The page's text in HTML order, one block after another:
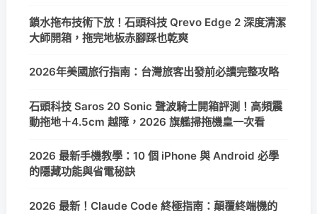
鎖水拖布技術下放！石頭科技 Qrevo Edge 2 深度清潔
大師開箱，拖完地板赤腳踩也乾爽
2026年美國旅行指南：台灣旅客出發前必讀完整攻略
石頭科技 Saros 20 Sonic 聲波騎士開箱評測！高頻震
動拖地＋4.5cm 越障，2026 旗艦掃拖機皇一次看
2026 最新手機教學：10 個 iPhone 與 Android 必學
的隱藏功能與省電秘訣
2026 最新！Claude Code 終極指南：顛覆終端機的